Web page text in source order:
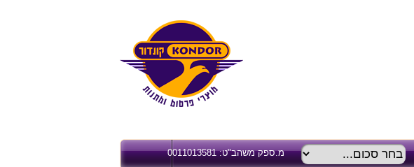
מ.ספק משהב"ט: 0011013581